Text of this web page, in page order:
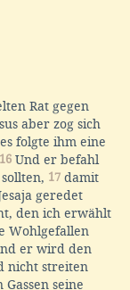
Rat gegen
aber zog sich
folgte ihm eine
16 Und er befahl
17 damit
geredet
den ich erwählt
Wohlgefallen
er wird den
nicht streiten
seine